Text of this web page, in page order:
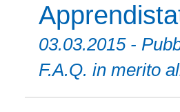
03.03.2015 -
F.A.Q. in merito